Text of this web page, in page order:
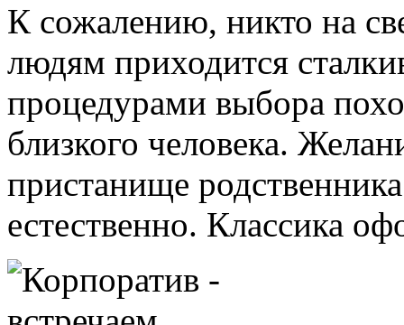
К сожалению, никто на
людям приходится
процедурами выбора
близкого человека.
пристанище
естественно. Классика